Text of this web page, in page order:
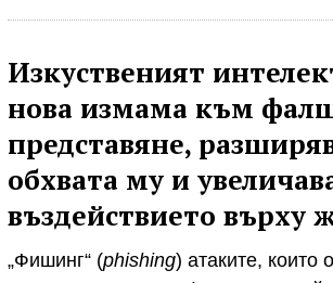
Изкуственият
нова измама към
представяне,
обхвата му и
въздействието върху
„Фишинг“ (phishing) атаките, които